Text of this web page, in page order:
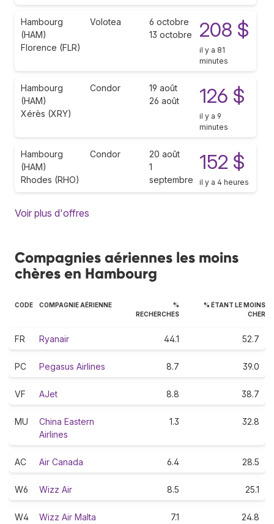
Hambourg
(HAM)
Florence (FLR)
Volotea
6 octobre
13 octobre
208 $
il y a 81
minutes
Hambourg
(HAM)
Xérès (XRY)
Condor
19 août
26 août
126 $
il y a 9
minutes
Hambourg
(HAM)
Rhodes (RHO)
Condor
20 août
1
septembre
152 $
il y a 4 heures
Voir plus d'offres
Compagnies aériennes les moins
chères en Hambourg
CODE COMPAGNIE AÉRIENNE
%
RECHERCHES
% ÉTANT LE MOINS
CHER
FR Ryanair 44.1 52.7
PC Pegasus Airlines 8.7 39.0
VF AJet 8.8 38.7
MU
China Eastern
Airlines
1.3 32.8
AC Air Canada 6.4 28.5
W6 Wizz Air 8.5 25.1
W4 Wizz Air Malta 7.1 24.8